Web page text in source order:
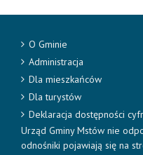
O Gminie
Administracja
Dla mieszkańców
Dla turystów
Deklaracja dostępności
Urząd Gminy Mstów nie
odnośniki pojawiają się na